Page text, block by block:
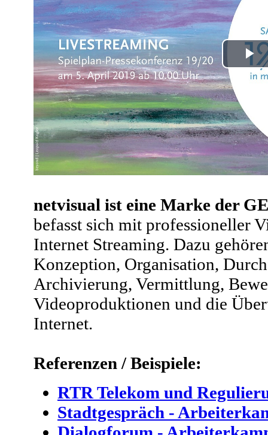
netvisual ist eine Marke der
befasst sich mit professioneller
Internet Streaming. Dazu
Konzeption, Organisation,
Archivierung, Vermittlung,
Videoproduktionen und die
Internet.
Referenzen / Beispiele:
RTR Telekom und
Stadtgespräch -